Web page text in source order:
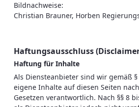
Bildnachweise:
Christian Brauner, Horben
Haftungsausschluss
Haftung für Inhalte
Als Diensteanbieter sind wir gemäß §
eigene Inhalte auf diesen Seiten
Gesetzen verantwortlich. Nach §§ 8